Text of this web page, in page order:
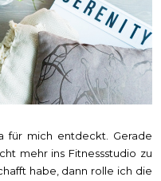
für mich entdeckt. Gerade
mehr ins Fitnessstudio zu
habe, dann rolle ich die